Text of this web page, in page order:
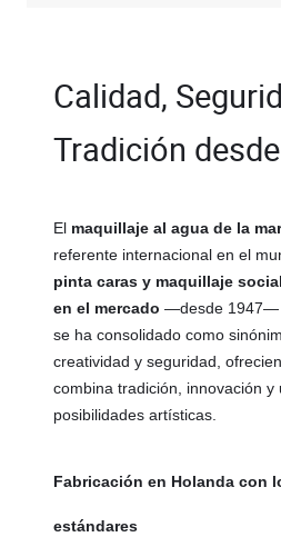
Calidad,
Tradición
El maquillaje al agua de la
referente internacional en el
pinta caras y maquillaje social
en el mercado —desde 1947—
se ha consolidado como
creatividad y seguridad,
combina tradición, innovación
posibilidades artísticas.
Fabricación en Holanda con
estándares